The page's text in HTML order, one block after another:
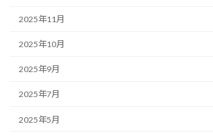
2025年11月
2025年10月
2025年9月
2025年7月
2025年5月